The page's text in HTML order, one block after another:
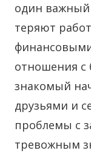
один
теряют
отношения с
знакомый
друзьями и
проблемы с
тревожным